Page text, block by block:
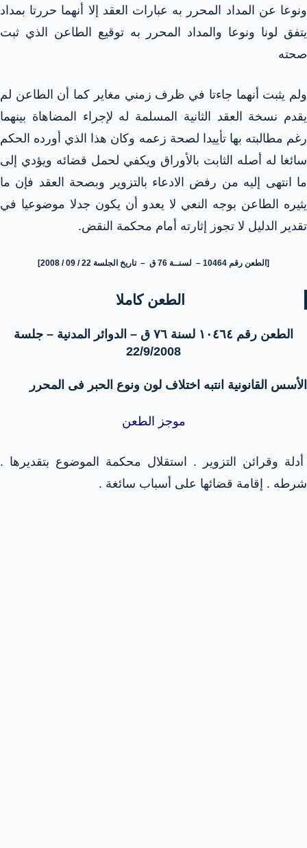
ونوعا عن المداد المحرر به عبارات العقد إلا أنهما حررتا بمداد
يتفق لونا ونوعا والمداد المحرر به توقيع الطاعن الذي ثبت
صحته
ولم يثبت أنهما جاءتا في ظرف زمني مغاير كما أن الطاعن لم
يقدم نسخة العقد الثانية المسلمة له لإجراء المضاهاة بينهما
رغم مطالبته بها تأييدا لصحة زعمه وكان هذا الذي أورده الحكم
سائغا له أصله الثابت بالأوراق ويكفي لحمل قضائه ويؤدي إلى
ما انتهى إليه من رفض الادعاء بالتزوير وبصحة العقد فإن ما
يثيره الطاعن بوجه النعي لا يعدو أن يكون جدلا موضوعيا في
تقدير الدليل لا تجوز إثارته أمام محكمة النقض.
[الطعن رقم 10464 – لسنــة 76 ق – تاريخ الجلسة 22 / 09 / 2008]
الطعن كاملا
الطعن رقم ١٠٤٦٤ لسنة ٧٦ ق – الدوائر المدنية – جلسة
22/9/2008
الأسس القانونية انتبه اختلاف لون ونوع الحبر فى المحرر
موجز الطعن
أدلة وقرائن التزوير . استقلال محكمة الموضوع بتقديرها .
شرطه . إقامة قضائها على أسباب سائغة .